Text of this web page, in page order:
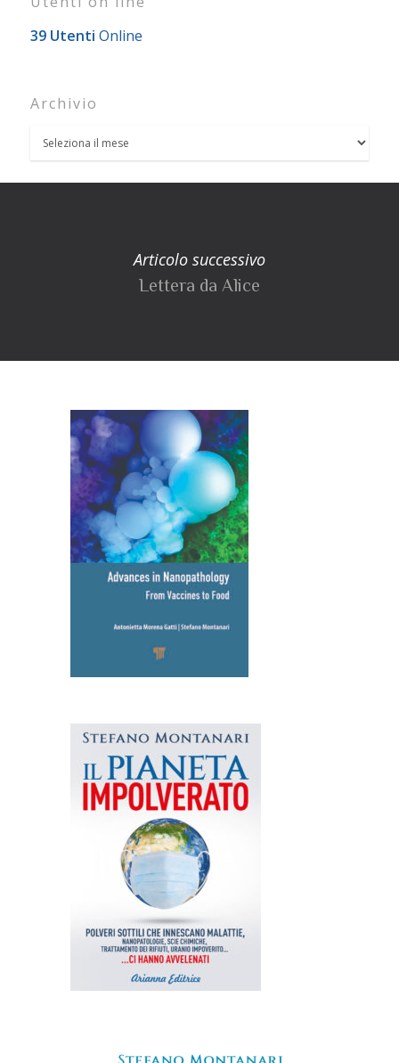
39 Utenti Online
Archivio
Articolo successivo
Lettera da Alice